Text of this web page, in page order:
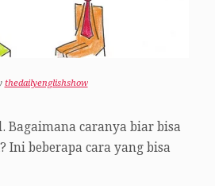
thedailyenglishshow
Bagaimana caranya biar bisa
beberapa cara yang bisa